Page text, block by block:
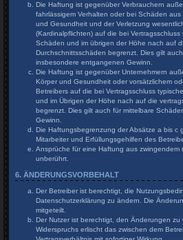
Die Haftung ist gegenüber Verbrauchern
fahrlässigem Verhalten oder bei Schäden
und Gesundheit und der Verletzung
(Kardinalpflichten) auf die bei
Schäden und im übrigen der Höhe nach auf
Durchschnittsschäden begrenzt. Dies gilt
insbesondere entgangenen Gewinn.
Die Haftung ist gegenüber Unternehmern
Körper und Gesundheit oder vorsätzlichem
Betreibers auf die bei Vertragsschluss
und im Übrigen der Höhe nach auf die
begrenzt. Dies gilt auch für mittelbare
Gewinn.
Die Haftungsbegrenzung der Absätze a bis c
Mitarbeiter und Erfüllungsgehilfen des
Ansprüche für eine Haftung aus zwingendem
unberührt.
6. ÄNDERUNGSVORBEHALT
Der Betreiber ist berechtigt, die
Datenschutzerklärung zu ändern. Die
mitgeteilt.
Der Nutzer ist berechtigt, den Änderungen zu
Widerspruchs erlischt das zwischen dem